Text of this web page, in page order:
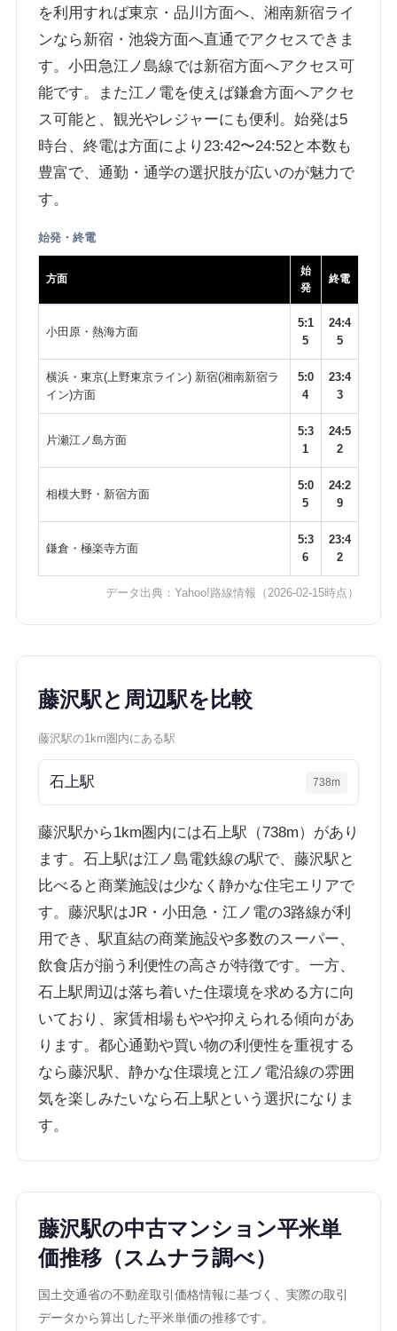
を利用すれば東京・品川方面へ、湘南新宿ライ
ンなら新宿・池袋方面へ直通でアクセスできま
す。小田急江ノ島線では新宿方面へアクセス可
能です。また江ノ電を使えば鎌倉方面へアクセ
ス可能と、観光やレジャーにも便利。始発は5
時台、終電は方面により23:42〜24:52と本数も
豊富で、通勤・通学の選択肢が広いのが魅力で
す。
始発・終電
方面
始
発
終電
小田原・熱海方面
5:1
5
24:4
5
横浜・東京(上野東京ライン) 新宿(湘南新宿ラ
イン)方面
5:0
4
23:4
3
片瀬江ノ島方面
5:3
1
24:5
2
相模大野・新宿方面
5:0
5
24:2
9
鎌倉・極楽寺方面
5:3
6
23:4
2
データ出典：Yahoo!路線情報 （2026-02-15時点）
藤沢駅と周辺駅を比較
藤沢駅の1km圏内にある駅
石上駅 738m
藤沢駅から1km圏内には石上駅（738m）があり
ます。石上駅は江ノ島電鉄線の駅で、藤沢駅と
比べると商業施設は少なく静かな住宅エリアで
す。藤沢駅はJR・小田急・江ノ電の3路線が利
用でき、駅直結の商業施設や多数のスーパー、
飲食店が揃う利便性の高さが特徴です。一方、
石上駅周辺は落ち着いた住環境を求める方に向
いており、家賃相場もやや抑えられる傾向があ
ります。都心通勤や買い物の利便性を重視する
なら藤沢駅、静かな住環境と江ノ電沿線の雰囲
気を楽しみたいなら石上駅という選択になりま
す。
藤沢駅の中古マンション平米単
価推移（スムナラ調べ）
国土交通省の不動産取引価格情報に基づく、実際の取引
データから算出した平米単価の推移です。